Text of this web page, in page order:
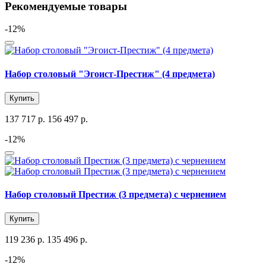
Рекомендуемые товары
-12%
Набор столовый "Эгоист-Престиж" (4 предмета)
Купить
137 717 р. 156 497 р.
-12%
Набор столовый Престиж (3 предмета) с чернением
Купить
119 236 р. 135 496 р.
-12%